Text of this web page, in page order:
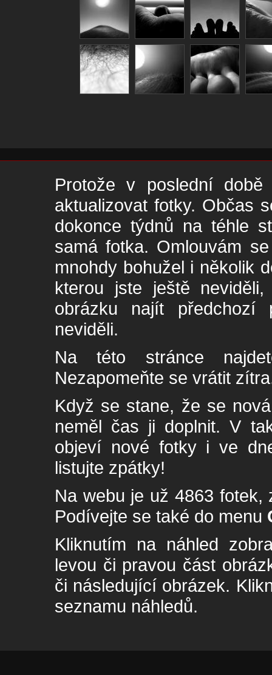
Protože v poslední
aktualizovat fotky. Občas
dokonce týdnů na téhle
samá fotka. Omlouvám
mnohdy bohužel i několik
kterou jste ještě
obrázku najít
neviděli.
Na této stránce
Nezapomeňte se vrátit
Když se stane, že se
neměl čas ji doplnit. V
objeví nové fotky i ve
listujte zpátky!
Na webu je už 4863
Podívejte se také do menu
Kliknutím na náhled
levou či pravou část
či následující obrázek.
seznamu náhledů.